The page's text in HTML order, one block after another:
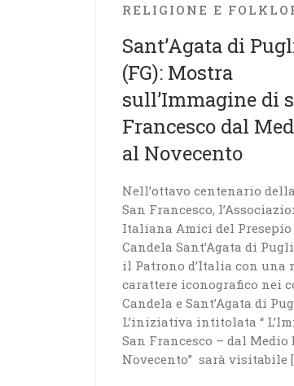
RELIGIONE E
Sant’Agata di
(FG): Mostra
sull’Immagine di
Francesco dal
al Novecento
Nell’ottavo centenario
San Francesco,
Italiana Amici del Presepio
Candela Sant’Agata di
il Patrono d’Italia con una
carattere iconografico nei
Candela e Sant’Agata di
L’iniziativa intitolata “
San Francesco – dal Medio
Novecento” sarà visitabile